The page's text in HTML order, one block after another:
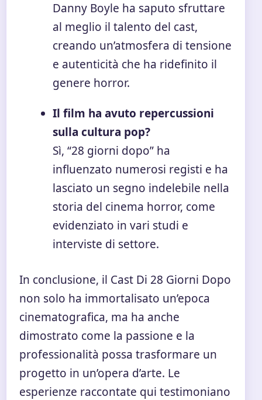
Danny Boyle ha saputo sfruttare
al meglio il talento del cast,
creando un’atmosfera di tensione
e autenticità che ha ridefinito il
genere horror.
Il film ha avuto repercussioni
sulla cultura pop?
Sì, “28 giorni dopo” ha
influenzato numerosi registi e ha
lasciato un segno indelebile nella
storia del cinema horror, come
evidenziato in vari studi e
interviste di settore.
In conclusione, il Cast Di 28 Giorni Dopo
non solo ha immortalisato un’epoca
cinematografica, ma ha anche
dimostrato come la passione e la
professionalità possa trasformare un
progetto in un’opera d’arte. Le
esperienze raccontate qui testimoniano